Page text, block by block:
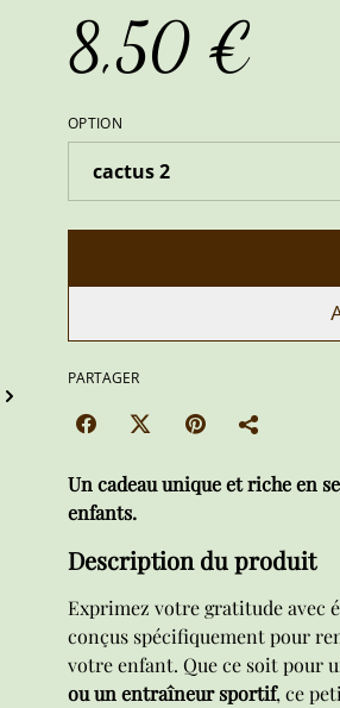
8,50 €
OPTION
PARTAGER
Un cadeau unique et riche en
enfants.
Description du produit
Exprimez votre gratitude avec
conçus spécifiquement pour
votre enfant. Que ce soit pour
ou un entraîneur sportif, ce